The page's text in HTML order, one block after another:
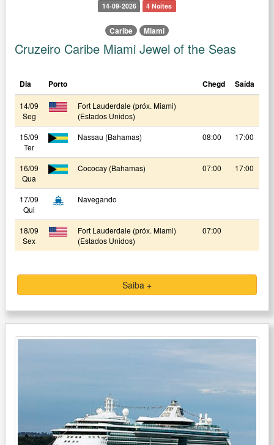
14-09-2026 4 Noites
Caribe Miami
Cruzeiro Caribe Miami Jewel of the Seas
Dia Porto Chegd Saída
14/09
Seg
Fort Lauderdale (próx. Miami)
(Estados Unidos)
15/09
Ter
Nassau (Bahamas) 08:00 17:00
16/09
Qua
Cococay (Bahamas) 07:00 17:00
17/09
Qui
Navegando
18/09
Sex
Fort Lauderdale (próx. Miami)
(Estados Unidos)
07:00
Saiba +